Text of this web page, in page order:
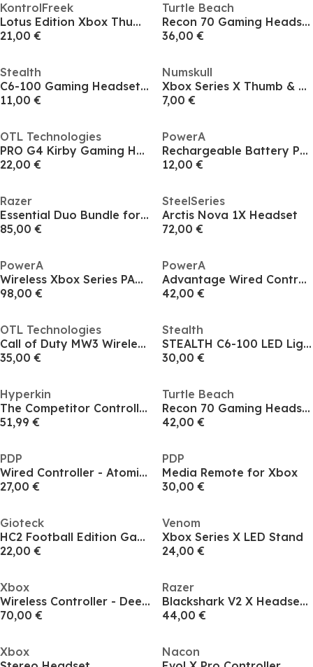
KontrolFreek
Lotus Edition Xbox Thumbsticks
21,00 €
Turtle Beach
Recon 70 Gaming Headset for Xbox PS5 PS4 PC – Camo Green
36,00 €
Stealth
C6-100 Gaming Headset - Yellow/Blue
11,00 €
Numskull
Xbox Series X Thumb & Treadz Pack
7,00 €
OTL Technologies
PRO G4 Kirby Gaming Headphones
22,00 €
PowerA
Rechargeable Battery Pack for Xbox
12,00 €
Razer
Essential Duo Bundle for Xbox - Shock Blue
85,00 €
SteelSeries
Arctis Nova 1X Headset
72,00 €
PowerA
Wireless Xbox Series PAC MAN Controller
98,00 €
PowerA
Advantage Wired Controller for Xbox Series XS with Lumectra + RGB LED Strip - Black
42,00 €
OTL Technologies
Call of Duty MW3 Wireless ANC Olive Camo
35,00 €
Stealth
STEALTH C6-100 LED Light-Up Gaming Headset PS4 PS5 Xbox One Series S Series X Switch PC & mobile
30,00 €
Hyperkin
The Competitor Controller for Xbox Series X White
51,99 €
Turtle Beach
Recon 70 Gaming Headset Arctic Camo for Xbox PS5 PS4 & PC
42,00 €
PDP
Wired Controller - Atomic Black
27,00 €
PDP
Media Remote for Xbox
30,00 €
Gioteck
HC2 Football Edition Gaming Headset
22,00 €
Venom
Xbox Series X LED Stand
24,00 €
Xbox
Wireless Controller - Deep Pink
70,00 €
Razer
Blackshark V2 X Headset - White
44,00 €
Xbox
Nacon